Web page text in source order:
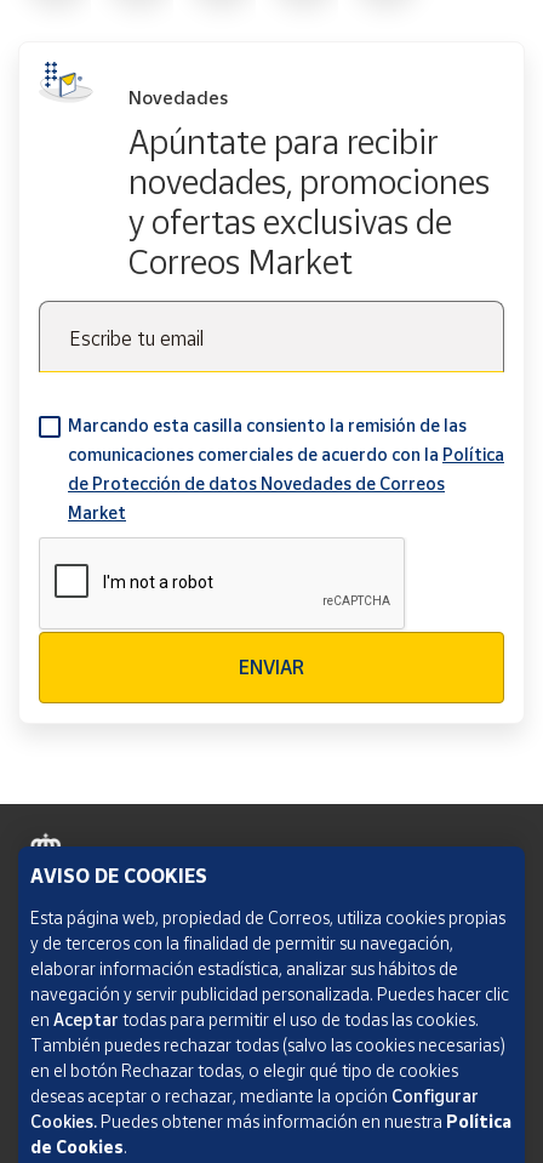
Novedades
Apúntate para recibir
novedades, promociones
y ofertas exclusivas de
Correos Market
Escribe tu email
Marcando esta casilla consiento la remisión de las
comunicaciones comerciales de acuerdo con la Política
de Protección de datos Novedades de Correos
Market
ENVIAR
Política de cookies
Aviso legal
Condiciones del servicio
Política de Privacidad Web
Informe de transparencia
SOCIEDAD ESTATAL CORREOS Y TELÉGRAFOS, S.A., S.M.E. Todos los derechos
AVISO DE COOKIES
Esta página web, propiedad de Correos, utiliza cookies propias
y de terceros con la finalidad de permitir su navegación,
elaborar información estadística, analizar sus hábitos de
navegación y servir publicidad personalizada. Puedes hacer clic
en Aceptar todas para permitir el uso de todas las cookies.
También puedes rechazar todas (salvo las cookies necesarias)
en el botón Rechazar todas, o elegir qué tipo de cookies
deseas aceptar o rechazar, mediante la opción Configurar
Cookies.Puedes obtener más información en nuestra Política
de Cookies.